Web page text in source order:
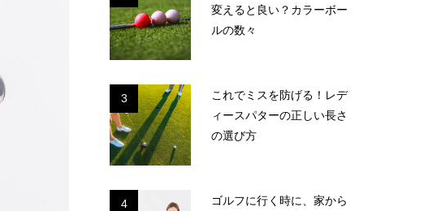
変えると良い？カラーボー
ルの数々
3
これでミスを防げる！レデ
ィースパターの正しい長さ
の選び方
4
ゴルフに行く時に、家から